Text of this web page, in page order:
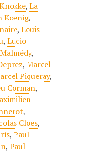
Knokke,La
Koenig,
,Louis
,Lucio
Malmédy,
,Marcel
Piqueray,
Corman,
,
Cloes,
,Paul
,Paul